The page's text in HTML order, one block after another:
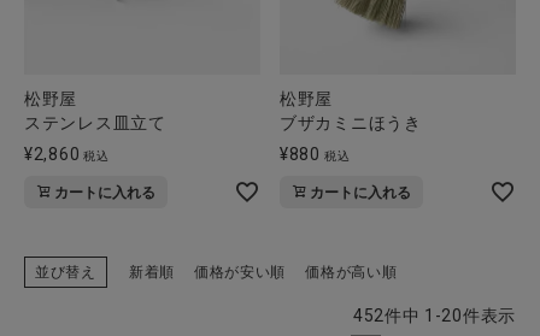
松野屋
ステンレス皿立て
¥2,860 税込
カートに入れる
松野屋
ブザカミニほうき
¥880 税込
カートに入れる
並び替え 新着順 価格が安い順 価格が高い順
452件中 1 -20件表示